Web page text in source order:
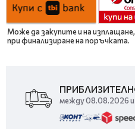
Може да закупите и на
при финализиране на поръчката.
между 08.08.2026